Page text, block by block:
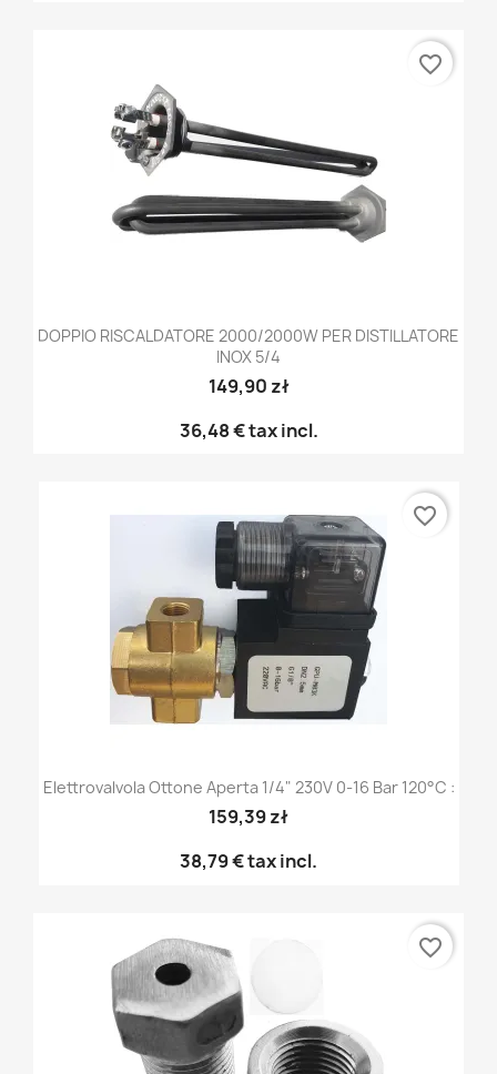
DOPPIO RISCALDATORE 2000/2000W PER DISTILLATORE
INOX 5/4
149,90 zł
36,48 €tax incl.
favorite_border
Elettrovalvola Ottone Aperta 1/4" 230V 0-16 Bar 120°C :
159,39 zł
38,79 €tax incl.
favorite_border
favorite_border